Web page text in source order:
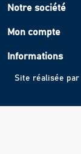
Notre société
Mon compte
Informations
Site réalisée par